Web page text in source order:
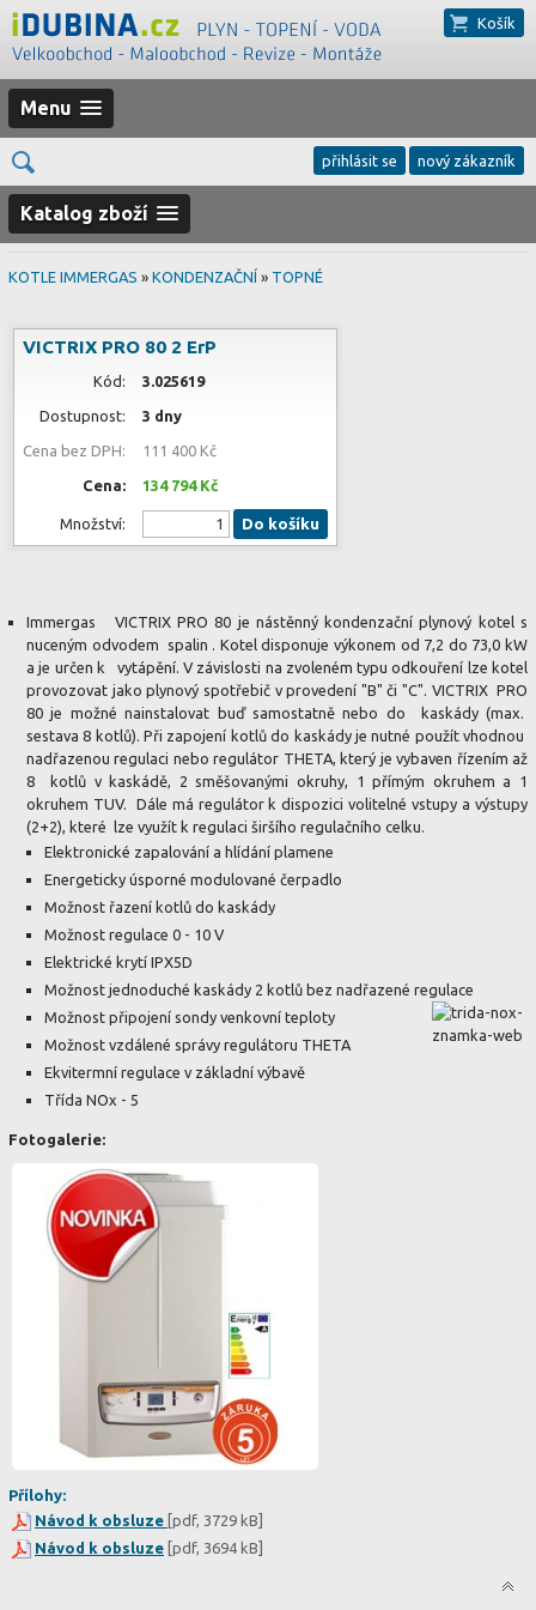
Košík
Menu
přihlásit se nový zákazník
Katalog zboží
KOTLE IMMERGAS » KONDENZAČNÍ » TOPNÉ
VICTRIX PRO 80 2 ErP
Kód: 3.025619
Dostupnost: 3 dny
Cena bez DPH: 111 400 Kč
Cena: 134 794 Kč
Množství: Do košíku
Immergas VICTRIX PRO 80 je nástěnný kondenzační plynový kotel s
nuceným odvodem spalin . Kotel disponuje výkonem od 7,2 do 73,0 kW
a je určen k vytápění. V závislosti na zvoleném typu odkouření lze kotel
provozovat jako plynový spotřebič v provedení "B" či "C". VICTRIX PRO
80 je možné nainstalovat buď samostatně nebo do kaskády (max.
sestava 8 kotlů). Při zapojení kotlů do kaskády je nutné použít vhodnou
nadřazenou regulaci nebo regulátor THETA, který je vybaven řízením až
8 kotlů v kaskádě, 2 směšovanými okruhy, 1 přímým okruhem a 1
okruhem TUV. Dále má regulátor k dispozici volitelné vstupy a výstupy
(2+2), které lze využít k regulaci širšího regulačního celku.
Elektronické zapalování a hlídání plamene
Energeticky úsporné modulované čerpadlo
Možnost řazení kotlů do kaskády
Možnost regulace 0 - 10 V
Elektrické krytí IPX5D
Možnost jednoduché kaskády 2 kotlů bez nadřazené regulace
Možnost připojení sondy venkovní teploty
Možnost vzdálené správy regulátoru THETA
Ekvitermní regulace v základní výbavě
Třída NOx - 5
Fotogalerie:
Přílohy:
Návod k obsluze [pdf, 3729 kB]
Návod k obsluze [pdf, 3694 kB]